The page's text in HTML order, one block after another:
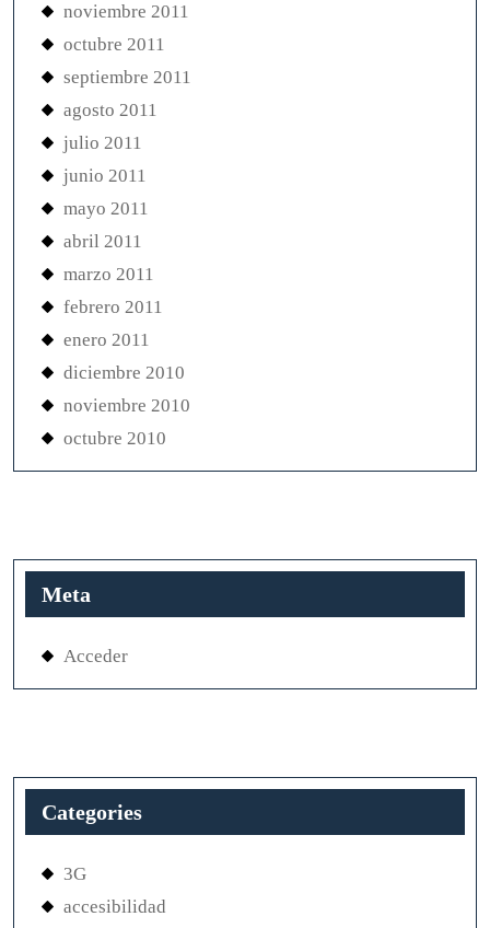
noviembre 2011
octubre 2011
septiembre 2011
agosto 2011
julio 2011
junio 2011
mayo 2011
abril 2011
marzo 2011
febrero 2011
enero 2011
diciembre 2010
noviembre 2010
octubre 2010
Meta
Acceder
Categories
3G
accesibilidad